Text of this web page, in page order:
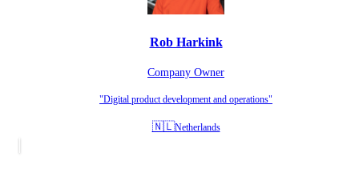
Rob Harkink
Company Owner
"Digital product development and operations"
🇳🇱Netherlands